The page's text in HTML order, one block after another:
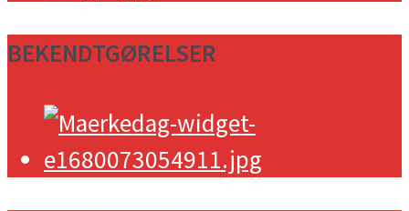
BEKENDTGØRELSER